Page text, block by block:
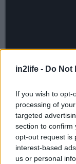
in2life - Do Not
If you wish to
processing of
targeted
section to confirm
opt-out request is
interest-based
us or personal